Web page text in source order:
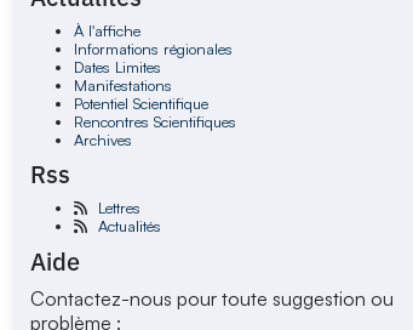
À l'affiche
Informations régionales
Dates Limites
Manifestations
Potentiel Scientifique
Rencontres Scientifiques
Archives
Rss
Lettres
Actualités
Aide
Contactez-nous pour toute suggestion ou
problème :